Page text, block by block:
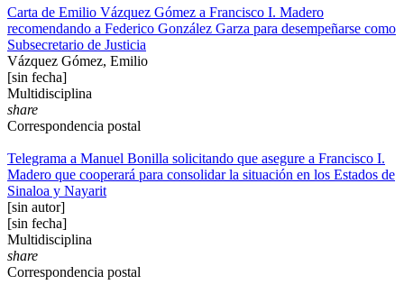
Carta de Emilio Vázquez Gómez a Francisco I. Madero
recomendando a Federico González Garza para desempeñarse como
Subsecretario de Justicia
Vázquez Gómez, Emilio
[sin fecha]
Multidisciplina
share
Correspondencia postal
Telegrama a Manuel Bonilla solicitando que asegure a Francisco I.
Madero que cooperará para consolidar la situación en los Estados de
Sinaloa y Nayarit
[sin autor]
[sin fecha]
Multidisciplina
share
Correspondencia postal